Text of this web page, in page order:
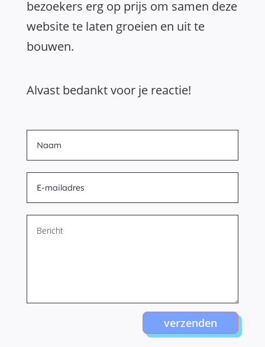
bezoekers erg op prijs om samen deze
website te laten groeien en uit te
bouwen.
Alvast bedankt voor je reactie!
verzenden